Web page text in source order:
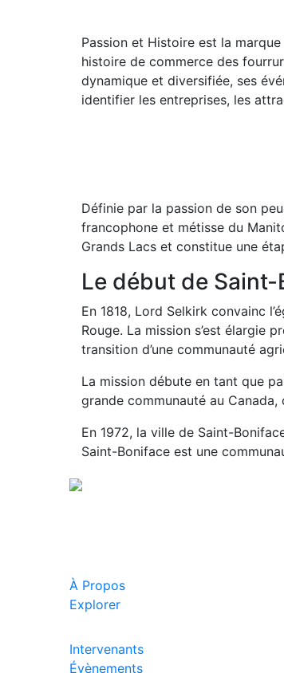
Passion et Histoire est la
histoire de commerce des
dynamique et diversifiée, ses
identifier les entreprises, les
Définie par la passion de son
francophone et métisse du
Grands Lacs et constitue une
Le début de
En 1818, Lord Selkirk convainc
Rouge. La mission s’est élargie
transition d’une communauté
La mission débute en tant que
grande communauté au
En 1972, la ville de Saint-
Saint-Boniface est une
À Propos
Explorer
Intervenants
Évènements